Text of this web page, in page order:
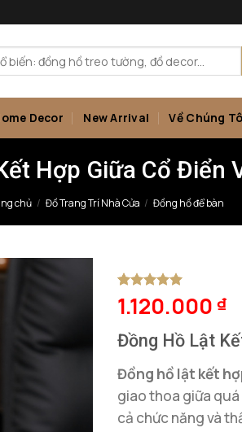
Decor New Arrival Về Chúng
Hợp Giữa Cổ Điển
chủ / Đồ Trang Trí Nhà Cửa / Đồng hồ để bàn
5trên 5
dựa trên
1
1.120.000 ₫
Đồng Hồ Lật
Đồng hồ lật kết
giao thoa giữa
cả chức năng và